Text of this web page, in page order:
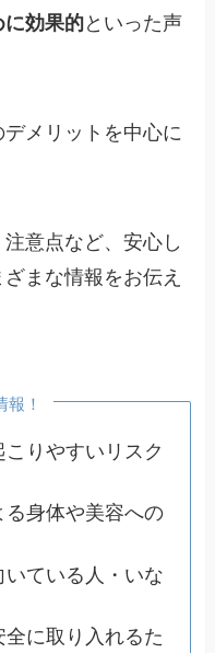
に効果的といった声
メリットを中心に
意点など、安心し
まな情報をお伝え
！
りやすいリスク
る身体や美容への
ている人・いな
に取り入れるた